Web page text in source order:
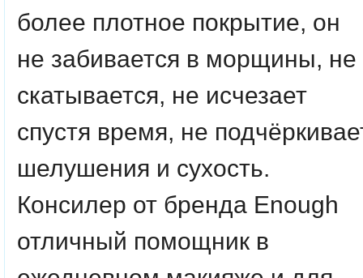
более плотное покрытие, он
не забивается в морщины, не
скатывается, не исчезает
спустя время, не
шелушения и сухость.
Консилер от бренда Enough
отличный помощник в